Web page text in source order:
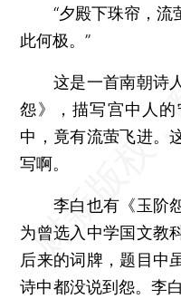
“夕殿下珠帘，流
此何极。”
这是一首南朝诗人
怨》，描写宫中人
中，竟有流萤飞进。
写啊。
李白也有《玉阶怨
为曾选入中学国文教
后来的词牌，题目中
诗中都没说到怨。李